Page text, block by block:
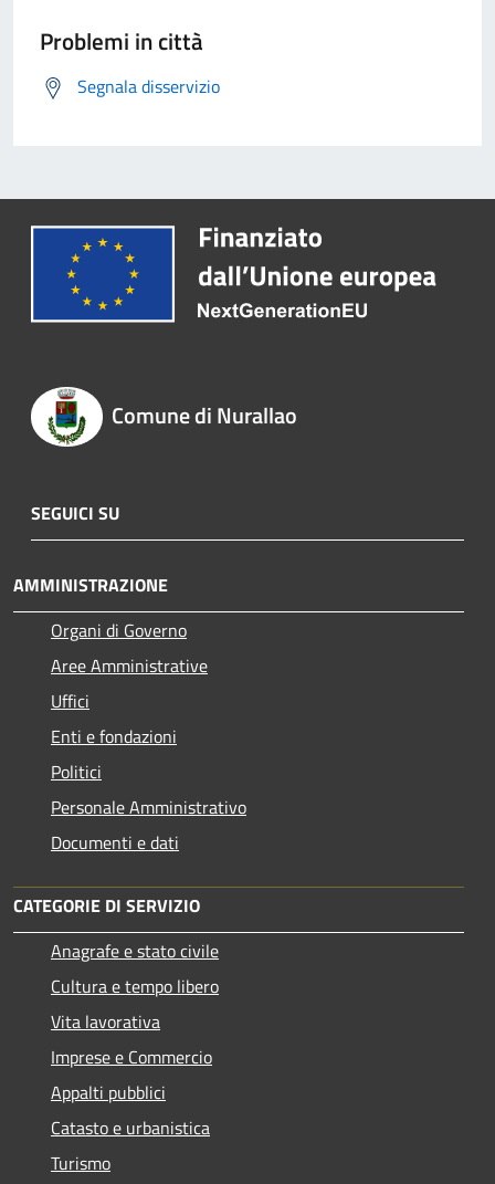
Problemi in città
Segnala disservizio
Comune di Nurallao
SEGUICI SU
AMMINISTRAZIONE
Organi di Governo
Aree Amministrative
Uffici
Enti e fondazioni
Politici
Personale Amministrativo
Documenti e dati
CATEGORIE DI SERVIZIO
Anagrafe e stato civile
Cultura e tempo libero
Vita lavorativa
Imprese e Commercio
Appalti pubblici
Catasto e urbanistica
Turismo